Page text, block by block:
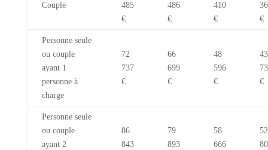
Couple
485
€
486
€
410
€
€
Personne seule
ou couple
ayant 1
personne à
charge
72
737
€
66
699
€
48
596
€
43
€
Personne seule
ou couple
ayant 2
86
843
79
893
58
666
52